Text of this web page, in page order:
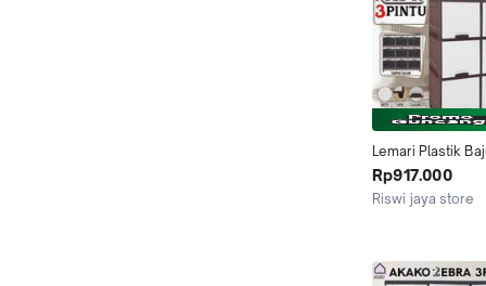
Lemari Plastik
Akako Roll Up 3
Murah 6 9 12
Rp917.000
Riswi jaya store